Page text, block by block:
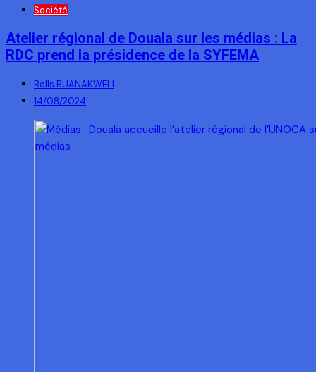
Société
Atelier régional de Douala sur les médias : La
RDC prend la présidence de la SYFEMA
Rolls BUANAKWELI
14/08/2024